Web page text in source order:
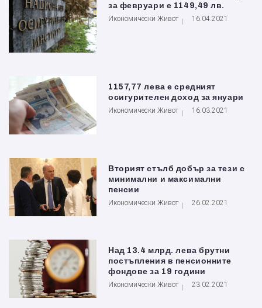
за февруари е 1149,49 лв.
Икономически Живот 16.04.2021
1157,77 лева е средният
осигурителен доход за януари
Икономически Живот 16.03.2021
Вторият стълб добър за тези с
минимални и максимални
пенсии
Икономически Живот 26.02.2021
Над 13.4 млрд. лева брутни
постъпления в пенсионните
фондове за 19 години
Икономически Живот 23.02.2021